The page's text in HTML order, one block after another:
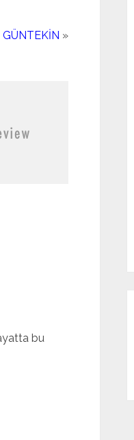
»
bu